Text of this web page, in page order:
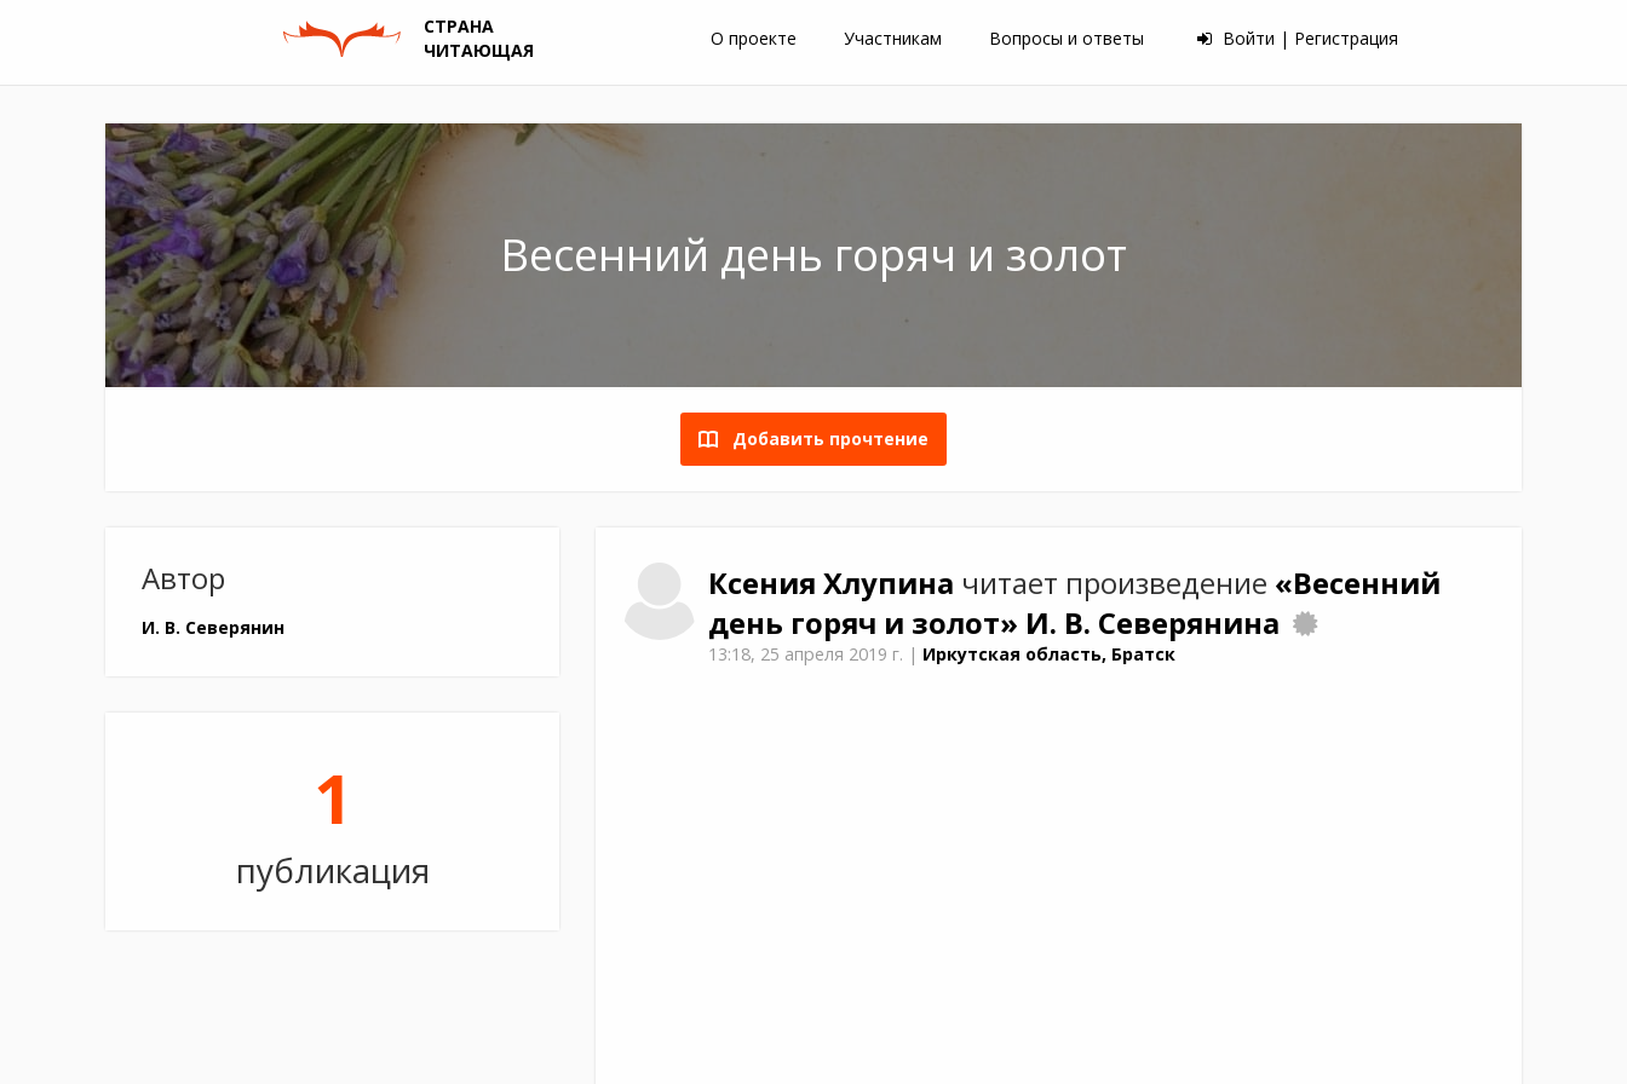
СТРАНА
ЧИТАЮЩАЯ
О проекте Участникам Вопросы и ответы Войти | Регистрация
Весенний день горяч и золот
Добавить прочтение
Автор
И. В. Северянин
1
публикация
Ксения Хлупина читает произведение «Весенний
день горяч и золот» И. В. Северянина
13:18, 25 апреля 2019 г. | Иркутская область, Братск